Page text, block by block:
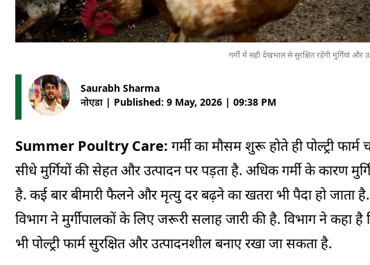
गर्मी में सही देखभाल से सुरक्षित रहेंगी मुर्गियां
Saurabh Sharma
नोएडा | Published: 9 May, 2026 | 09:38 PM
Summer Poultry Care: गर्मी का मौसम शुरू होते ही पोल्ट्री
सीधे मुर्गियों की सेहत और उत्पादन पर पड़ता है. अधिक गर्मी के कारण
है. कई बार बीमारी फैलने और मृत्यु दर बढ़ने का खतरा भी पैदा हो
विभाग ने मुर्गीपालकों के लिए जरूरी सलाह जारी की है. विभाग ने कहा
भी पोल्ट्री फार्म सुरक्षित और उत्पादनशील बनाए रखा जा सकता है.